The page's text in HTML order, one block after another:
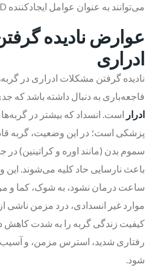
می‌توانند به عنوان عوامل ایجادکننده FLUTD عمل کنند.
عوارض نادیده
ادراری
نادیده گرفتن مشکلات ادراری در
فاجعه‌باری به دنبال داشته باشد که
ادرار است. انسداد که بیشتر در
پزشکی است؛ در این وضعیت، گربه
سموم بدن (مانند اوره و کراتینین) در
ساعت درمان نشود، به شوک، کما و
موارد غیر انسدادی، درد مزمن ناشی
کیفیت زندگی گربه را به شدت کاهش
رفتاری شدید، استرس مزمن، و
شود.